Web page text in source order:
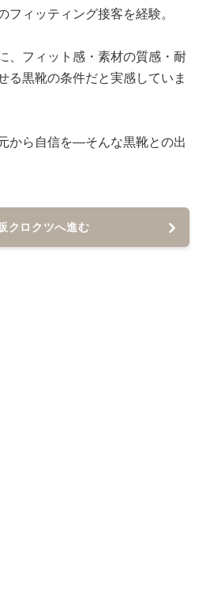
フィッティング接客を経験。
、フィット感・素材の質感・耐
る黒靴の条件だと実感していま
から自信を—そんな黒靴との出
クロクツへ進む